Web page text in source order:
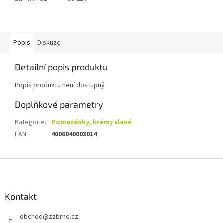
Popis Diskuze
Detailní popis produktu
Popis produktu není dostupný
Doplňkové parametry
Kategorie: Pomazánky, krémy slané
EAN: 4006040003014
Kontakt
obchod@zzbrno.cz